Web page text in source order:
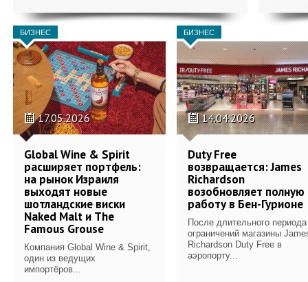
БИЗНЕС
17.05.2026
Global Wine & Spirit
расширяет портфель:
на рынок Израиля
выходят новые
шотландские виски
Naked Malt и The
Famous Grouse
Компания Global Wine & Spirit,
один из ведущих
импортёров...
БИЗНЕС
14.04.2026
Duty Free
возвращается: James
Richardson
возобновляет полную
работу в Бен-Гурионе
После длительного периода
ограничений магазины
Richardson Duty Free в
аэропорту...